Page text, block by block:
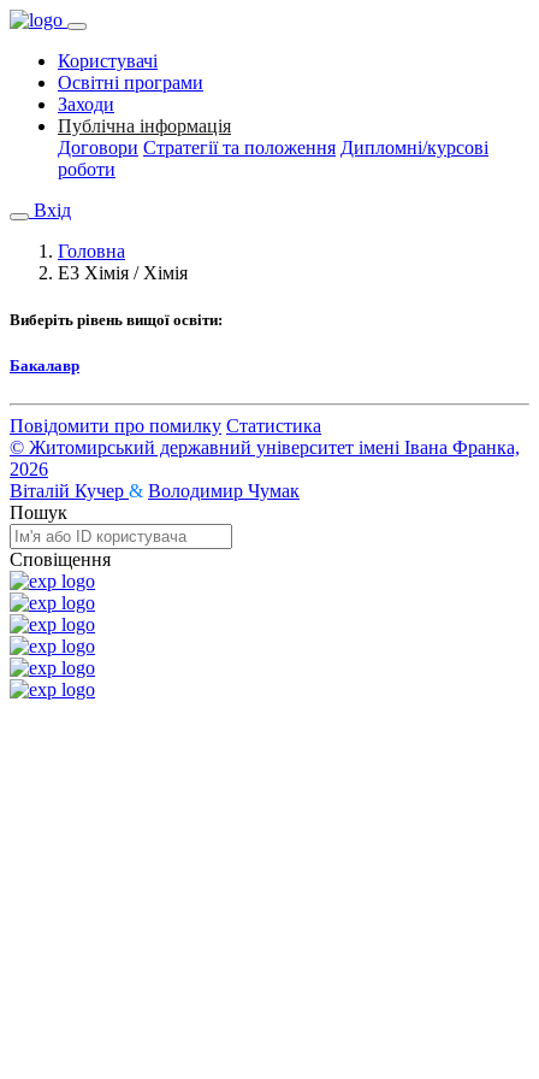
Користувачі
Освітні програми
Заходи
Публічна інформація
Договори Стратегії та положення Дипломні/курсові
роботи
Вхід
Головна
E3 Хімія / Хімія
Виберіть рівень вищої освіти:
Бакалавр
Повідомити про помилку Статистика
© Житомирський державний університет імені Івана Франка,
2026
Віталій Кучер & Володимир Чумак
Пошук
Сповіщення